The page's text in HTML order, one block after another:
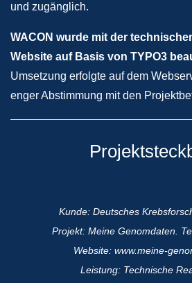
und zugänglich.
WACON wurde mit der
Website auf Basis von TYPO3
Umsetzung erfolgte auf dem
enger Abstimmung mit den
Kunde: Deutsches
Projekt: Meine Genomdaten.
Website: www.meine-
Leistung: Technische